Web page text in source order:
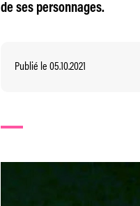
de ses personnages.
Publié le 05.10.2021